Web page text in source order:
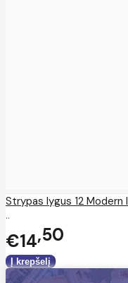
Strypas lygus 12 Modern
..
€14 50